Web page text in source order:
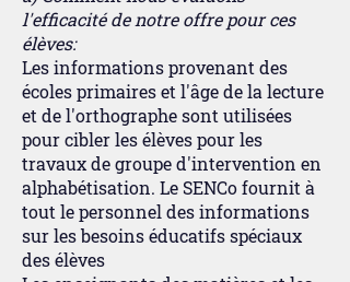
l'efficacité de notre offre pour ces
élèves:
Les informations provenant des
écoles primaires et l'âge de la lecture
et de l'orthographe sont utilisées
pour cibler les élèves pour les
travaux de groupe d'intervention en
alphabétisation. Le SENCo fournit à
tout le personnel des informations
sur les besoins éducatifs spéciaux
des élèves